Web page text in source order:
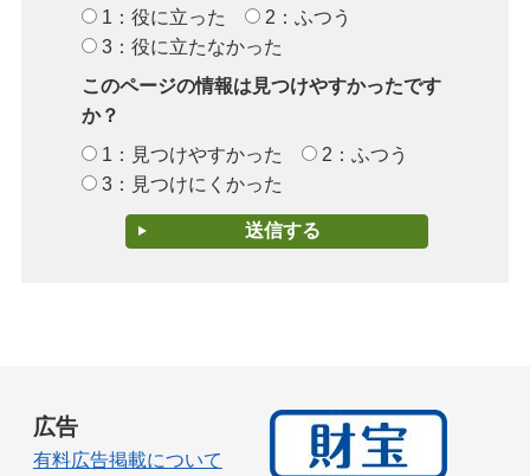
1：役に立った
2：ふつう
3：役に立たなかった
このページの情報は見つけやすかったです
か？
1：見つけやすかった
2：ふつう
3：見つけにくかった
広告
有料広告掲載について